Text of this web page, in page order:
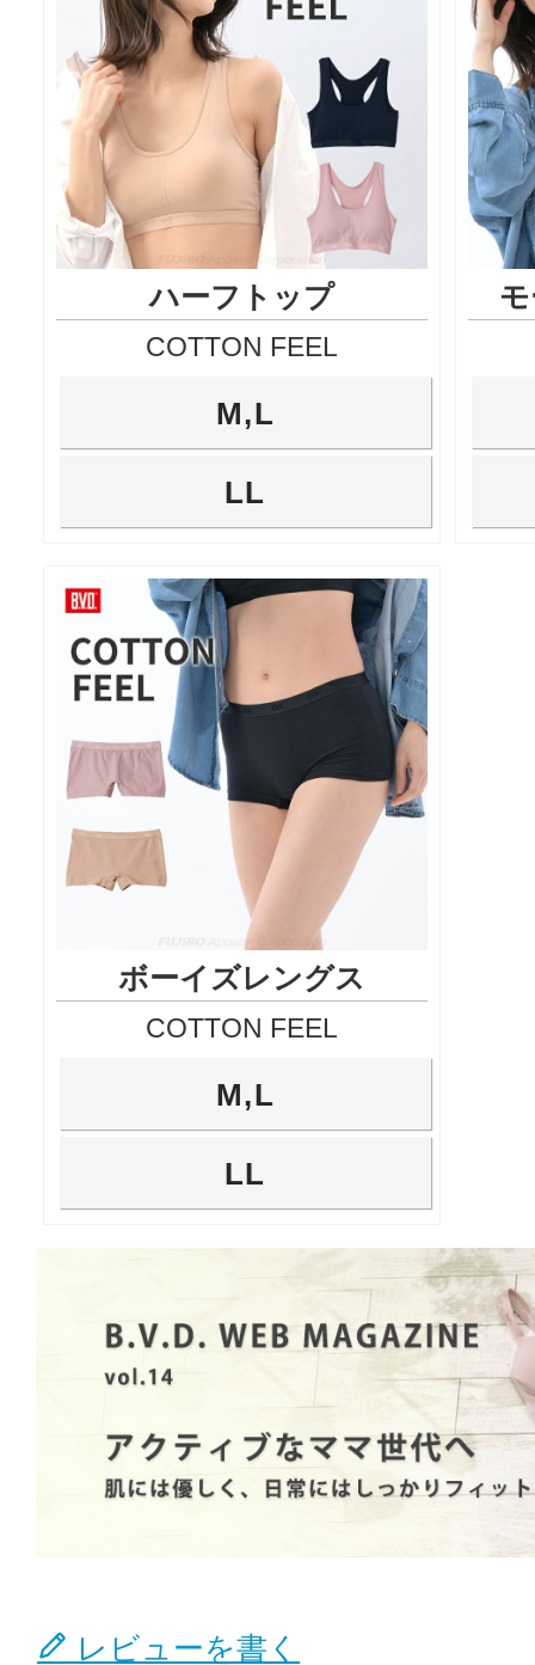
ハーフトップ
COTTON FEEL
M,L
LL
ボーイズレングス
COTTON FEEL
M,L
LL
レビューを書く